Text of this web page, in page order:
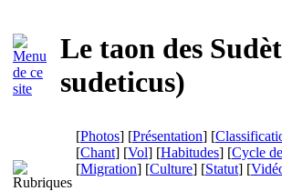
Le taon des
sudeticus)
[Photos] [Présentation] [
[Chant] [Vol] [Habitudes] [Cycle
[Migration] [Culture] [Statut] [